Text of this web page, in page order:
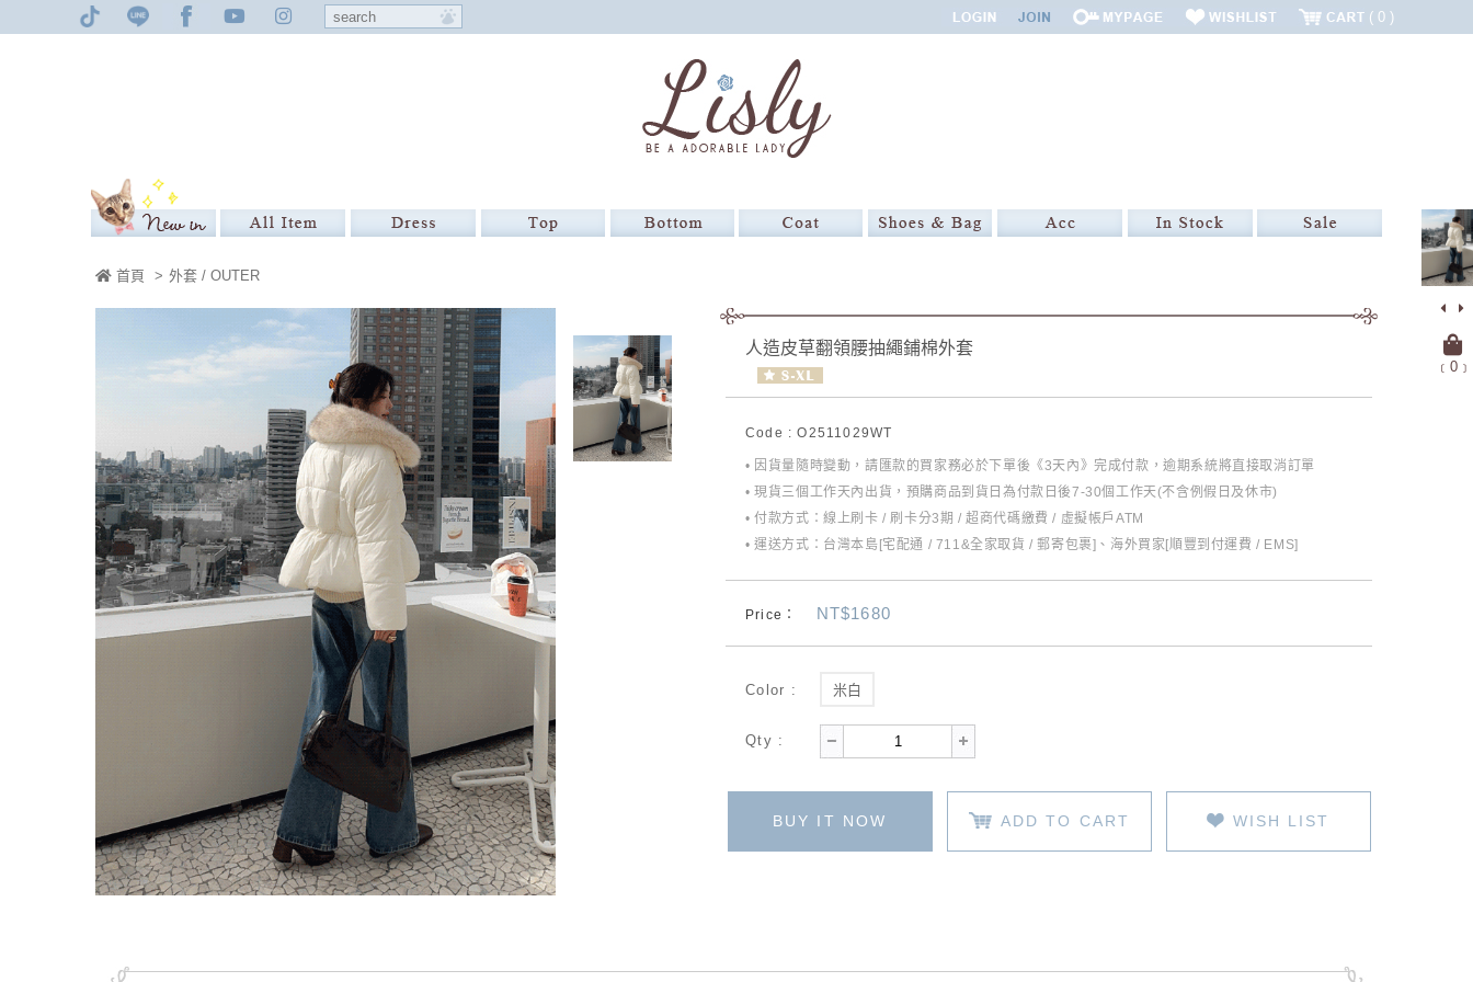
0
﹝ 0﹞
首頁 > 外套 / OUTER
人造皮草翻領腰抽繩鋪棉外套
Code : O2511029WT
• 因貨量隨時變動，請匯款的買家務必於下單後《3天內》完成付款，逾期系統將直接取消訂單
• 現貨三個工作天內出貨，預購商品到貨日為付款日後7-30個工作天(不含例假日及休市)
• 付款方式：線上刷卡 / 刷卡分3期 / 超商代碼繳費 / 虛擬帳戶ATM
• 運送方式：台灣本島[宅配通 / 711&全家取貨 / 郵寄包裹]、海外買家[順豐到付運費 / EMS]
Price： NT$1680
Color : 米白
Qty :
BUY IT NOW ADD TO CART WISH LIST